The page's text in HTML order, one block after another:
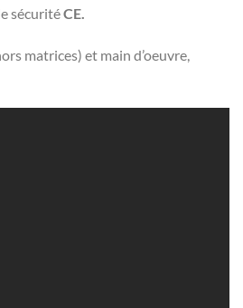
sécuritéCE.
matrices) et main d’oeuvre,